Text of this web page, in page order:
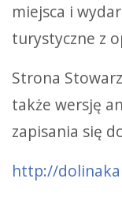
miejsca i
turystyczne z
Strona
także wersję
zapisania się
http://